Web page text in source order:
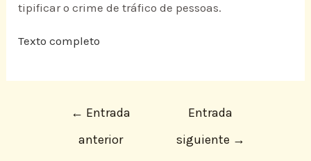
tipificar o crime de tráfico de pessoas.
Texto completo
← Entrada
anterior
Entrada
siguiente →